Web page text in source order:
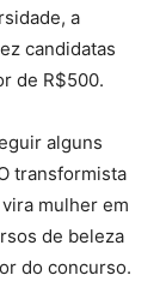
a
candidatas
de R$500.
alguns
transformista
mulher em
de beleza
do concurso.